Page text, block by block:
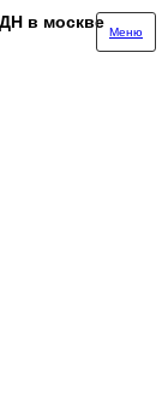
в москве
Меню